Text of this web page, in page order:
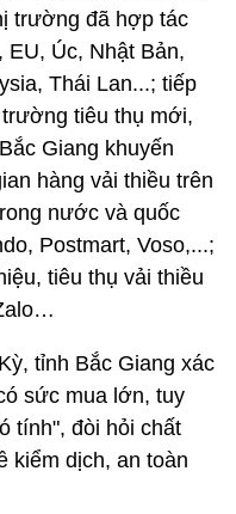
trường đã hợp tác
Úc, Nhật Bản,
Thái Lan...; tiếp
tiêu thụ mới,
Giang khuyến
hàng vải thiều trên
nước và quốc
Postmart, Voso,...;
tiêu thụ vải thiều
tỉnh Bắc Giang xác
sức mua lớn, tuy
tính", đòi hỏi chất
kiểm dịch, an toàn